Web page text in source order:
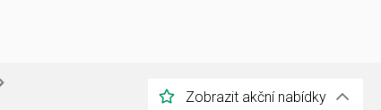
Zobrazit akční nabídky